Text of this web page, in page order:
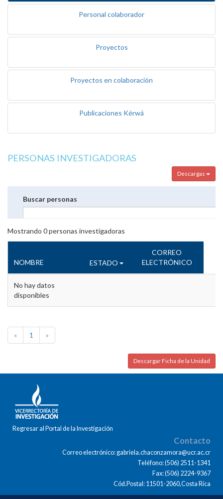
Personal colaborador
Proyectos
Proyectos en colaboración
Publicaciones Kérwá
PERSONAS INVESTIGADORAS
Descargas
Buscar personas
Mostrando 0personas investigadoras
NOMBRE ESTADO
CORREO
ELECTRÓNICO
No hay datos
disponibles
« 1 »
Descargar Ficha de la Unidad
Regresar al Portal de la Investigación
Contacto
Correo electrónico: gabriela.chaconzamora@ucr.ac.cr
Teléfono: (506) 2511-1341
Fax: (506) 2224-9367
Cód.Postal: 11501-2060,Costa Rica